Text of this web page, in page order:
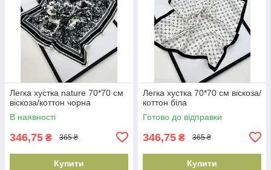
Легка хустка nature 70*70 см
віскоза/коттон чорна
В наявності
346,75 ₴ 365 ₴
Купити
Легка хустка 70*70 см віскоза/
коттон біла
Готово до відправки
346,75 ₴ 365 ₴
Купити